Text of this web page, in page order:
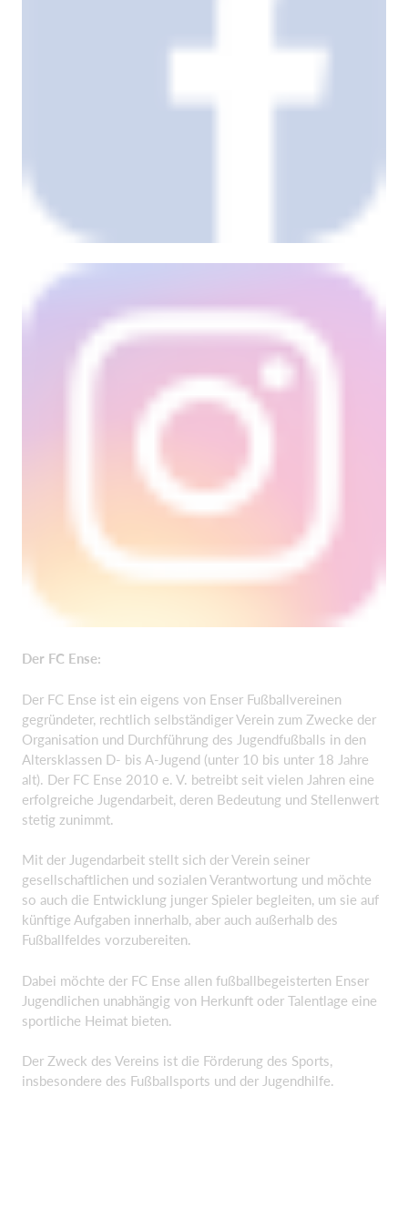
Der FC Ense:
Der FC Ense ist ein eigens von Enser Fußballvereinen
gegründeter, rechtlich selbständiger Verein zum Zwecke der
Organisation und Durchführung des Jugendfußballs in den
Altersklassen D- bis A-Jugend (unter 10 bis unter 18 Jahre
alt). Der FC Ense 2010 e. V. betreibt seit vielen Jahren eine
erfolgreiche Jugendarbeit, deren Bedeutung und Stellenwert
stetig zunimmt.
Mit der Jugendarbeit stellt sich der Verein seiner
gesellschaftlichen und sozialen Verantwortung und möchte
so auch die Entwicklung junger Spieler begleiten, um sie auf
künftige Aufgaben innerhalb, aber auch außerhalb des
Fußballfeldes vorzubereiten.
Dabei möchte der FC Ense allen fußballbegeisterten Enser
Jugendlichen unabhängig von Herkunft oder Talentlage eine
sportliche Heimat bieten.
Der Zweck des Vereins ist die Förderung des Sports,
insbesondere des Fußballsports und der Jugendhilfe.